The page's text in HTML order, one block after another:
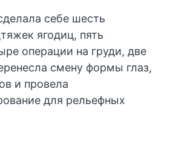
себе шесть
ягодиц, пять
операции на груди, две
смену формы глаз,
и провела
для рельефных